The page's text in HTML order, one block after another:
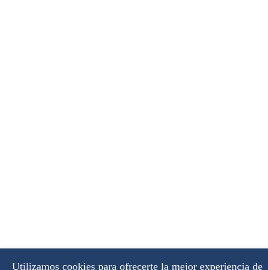
Utilizamos cookies para ofrecerte la mejor experiencia de